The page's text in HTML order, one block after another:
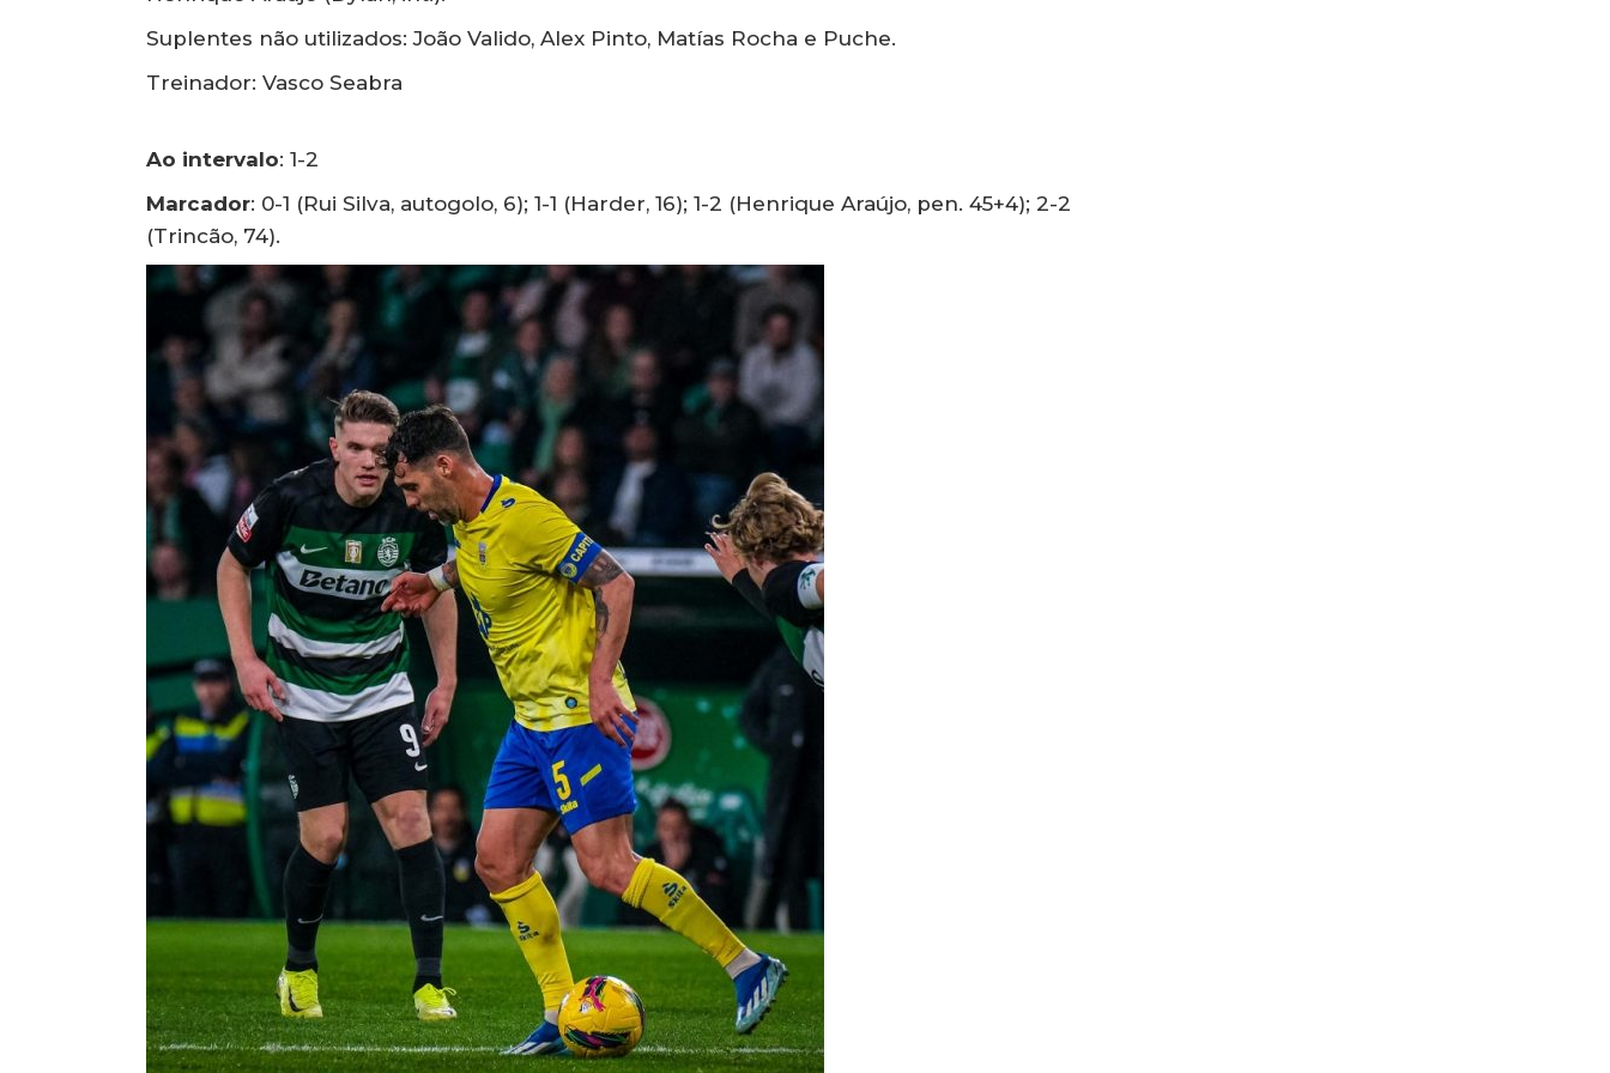
Suplentes não utilizados: João Valido, Alex Pinto, Matías Rocha e Puche.
Treinador: Vasco Seabra
Ao intervalo: 1-2
Marcador: 0-1 (Rui Silva, autogolo, 6); 1-1 (Harder, 16); 1-2 (Henrique Araújo, pen. 45+4); 2-2
(Trincão, 74).